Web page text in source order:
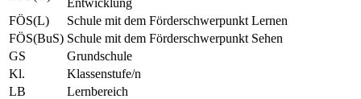
FÖS(L)
Schule mit dem Förderschwerpunkt Lernen
FÖS(BuS) Schule mit dem Förderschwerpunkt Sehen
GS
Grundschule
Kl.
Klassenstufe/n
LB
Lernbereich